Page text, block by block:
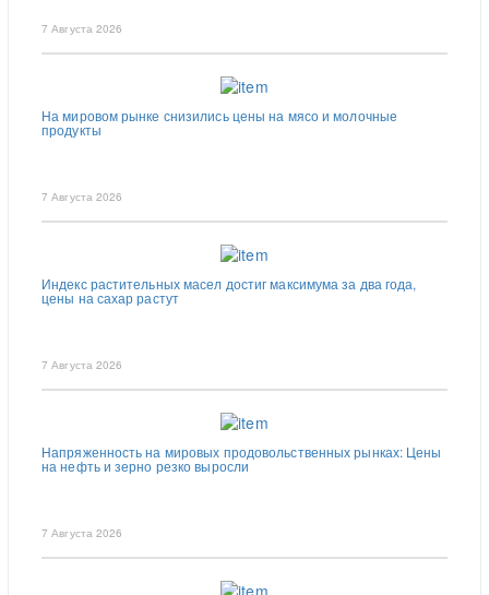
7 Августа 2026
На мировом рынке снизились цены на мясо и молочные
продукты
7 Августа 2026
Индекс растительных масел достиг максимума за два года,
цены на сахар растут
7 Августа 2026
Напряженность на мировых продовольственных рынках: Цены
на нефть и зерно резко выросли
7 Августа 2026